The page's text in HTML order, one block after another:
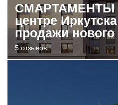
СМАРТАМЕНТЫ
центре
продажи нового
5 отзывов